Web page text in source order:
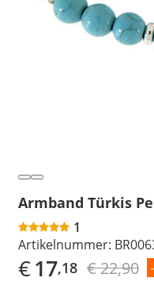
Armband Türkis
1
Artikelnummer:
€17,18 € 22,90